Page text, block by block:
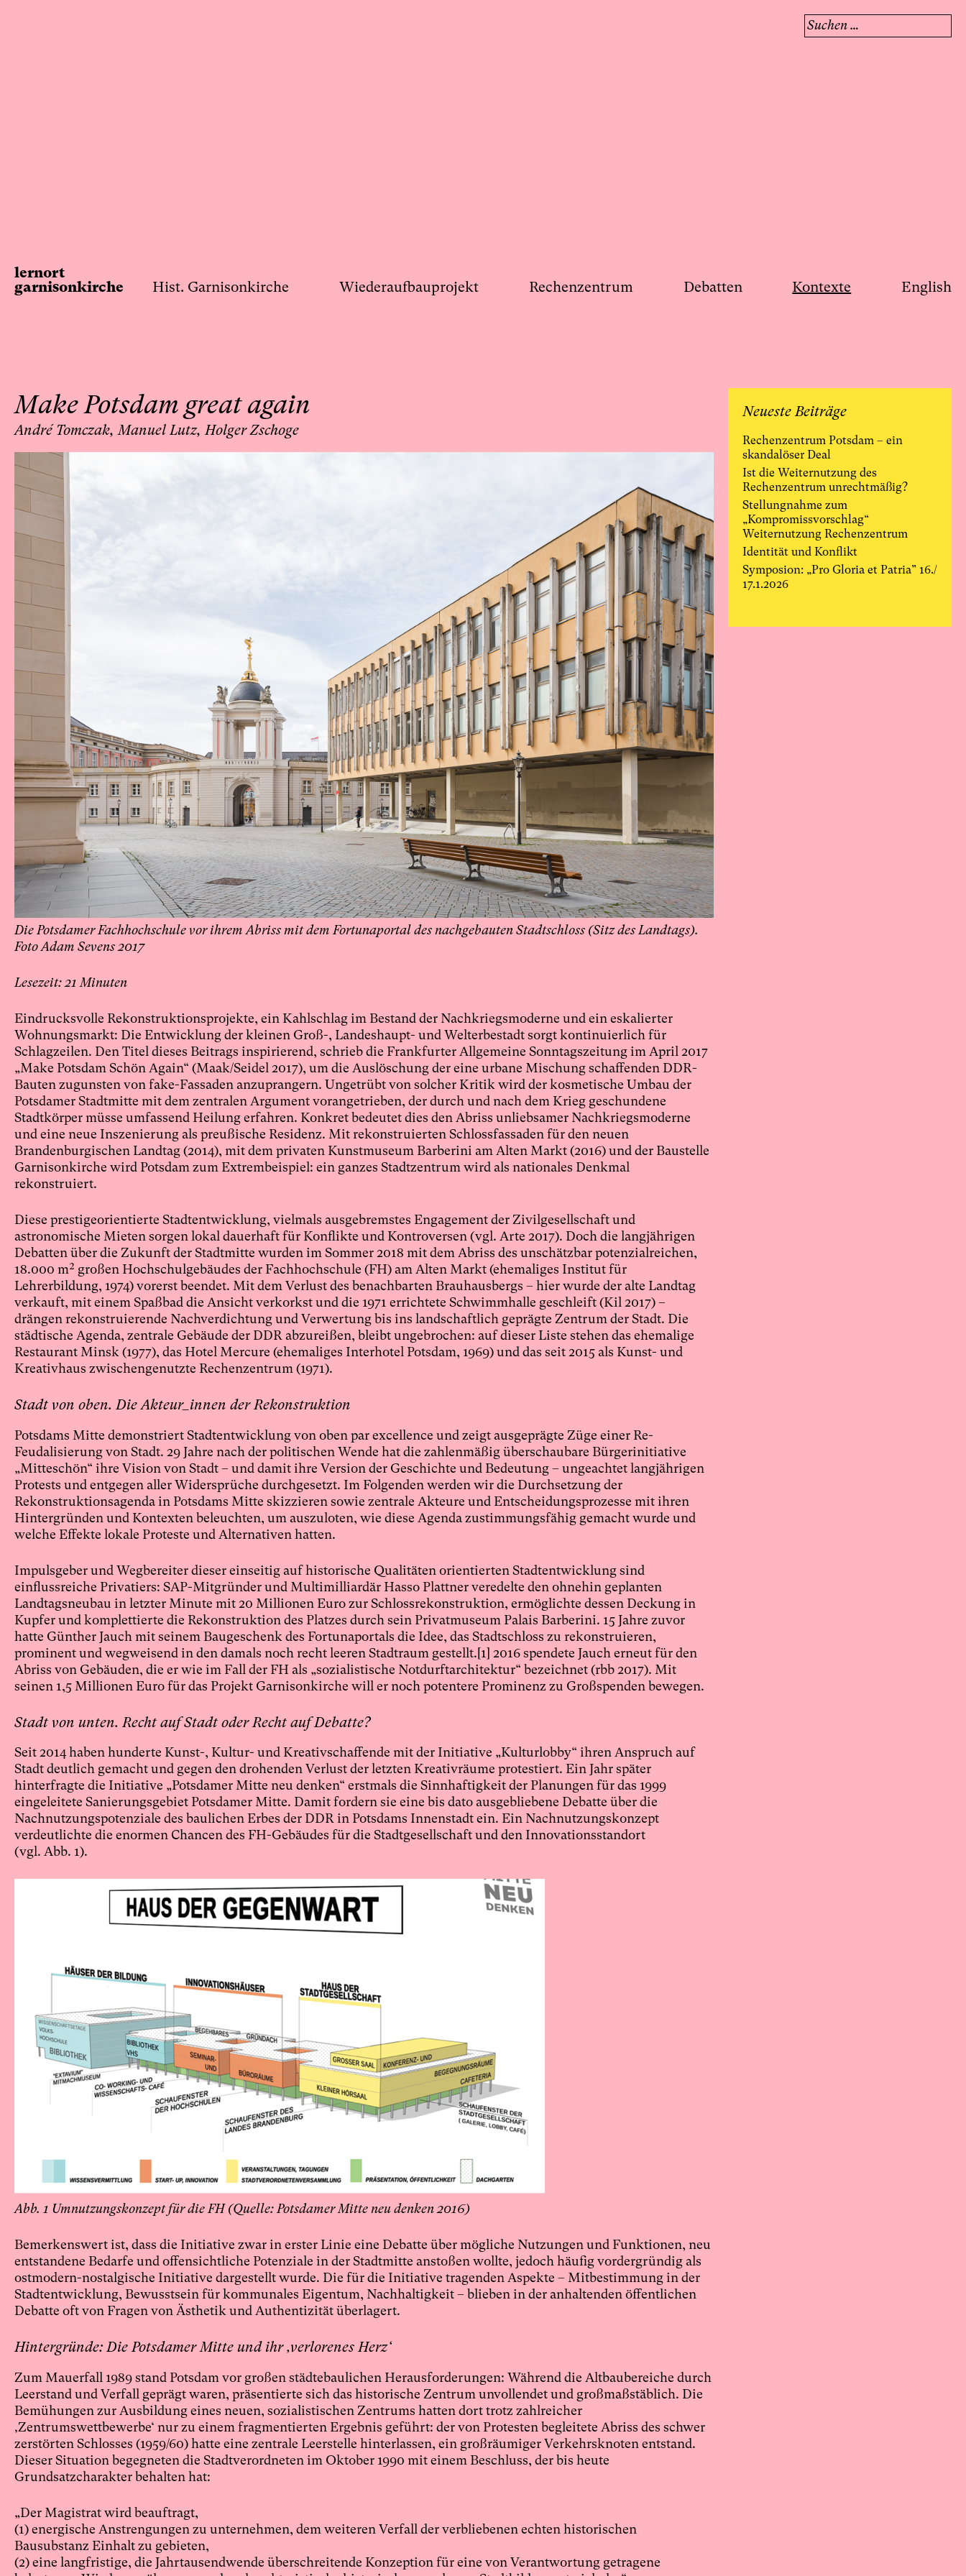
Suchen
nach:
lernort
garnisonkirche
Hist. Garnisonkirche Wiederaufbauprojekt Rechenzentrum Debatten Kontexte English
Make Potsdam great again
André Tomczak, Manuel Lutz, Holger Zschoge
Die Potsdamer Fachhochschule vor ihrem Abriss mit dem Fortunaportal des nachgebauten Stadtschloss (Sitz des Landtags).
Foto Adam Sevens 2017
21
Eindrucksvolle Rekonstruktionsprojekte, ein Kahlschlag im Bestand der Nachkriegsmoderne und ein eskalierter
Wohnungsmarkt: Die Entwicklung der kleinen Groß-, Landeshaupt- und Welterbestadt sorgt kontinuierlich für
Schlagzeilen. Den Titel dieses Beitrags inspirierend, schrieb die Frankfurter Allgemeine Sonntagszeitung im April 2017
„Make Potsdam Schön Again“ (Maak/Seidel 2017), um die Auslöschung der eine urbane Mischung schaffenden DDR-
Bauten zugunsten von fake-Fassaden anzuprangern. Ungetrübt von solcher Kritik wird der kosmetische Umbau der
Potsdamer Stadtmitte mit dem zentralen Argument vorangetrieben, der durch und nach dem Krieg geschundene
Stadtkörper müsse umfassend Heilung erfahren. Konkret bedeutet dies den Abriss unliebsamer Nachkriegsmoderne
und eine neue Inszenierung als preußische Residenz. Mit rekonstruierten Schlossfassaden für den neuen
Brandenburgischen Landtag (2014), mit dem privaten Kunstmuseum Barberini am Alten Markt (2016) und der Baustelle
Garnisonkirche wird Potsdam zum Extrembeispiel: ein ganzes Stadtzentrum wird als nationales Denkmal
rekonstruiert.
Diese prestigeorientierte Stadtentwicklung, vielmals ausgebremstes Engagement der Zivilgesellschaft und
astronomische Mieten sorgen lokal dauerhaft für Konflikte und Kontroversen (vgl. Arte 2017). Doch die langjährigen
Debatten über die Zukunft der Stadtmitte wurden im Sommer 2018 mit dem Abriss des unschätzbar potenzialreichen,
18.000 m² großen Hochschulgebäudes der Fachhochschule (FH) am Alten Markt (ehemaliges Institut für
Lehrerbildung, 1974) vorerst beendet. Mit dem Verlust des benachbarten Brauhausbergs – hier wurde der alte Landtag
verkauft, mit einem Spaßbad die Ansicht verkorkst und die 1971 errichtete Schwimmhalle geschleift (Kil 2017) –
drängen rekonstruierende Nachverdichtung und Verwertung bis ins landschaftlich geprägte Zentrum der Stadt. Die
städtische Agenda, zentrale Gebäude der DDR abzureißen, bleibt ungebrochen: auf dieser Liste stehen das ehemalige
Restaurant Minsk (1977), das Hotel Mercure (ehemaliges Interhotel Potsdam, 1969) und das seit 2015 als Kunst- und
Kreativhaus zwischengenutzte Rechenzentrum (1971).
Stadt von oben. Die Akteur_innen der Rekonstruktion
Potsdams Mitte demonstriert Stadtentwicklung von oben par excellence und zeigt ausgeprägte Züge einer Re-
Feudalisierung von Stadt. 29 Jahre nach der politischen Wende hat die zahlenmäßig überschaubare Bürgerinitiative
„Mitteschön“ ihre Vision von Stadt – und damit ihre Version der Geschichte und Bedeutung – ungeachtet langjährigen
Protests und entgegen aller Widersprüche durchgesetzt. Im Folgenden werden wir die Durchsetzung der
Rekonstruktionsagenda in Potsdams Mitte skizzieren sowie zentrale Akteure und Entscheidungsprozesse mit ihren
Hintergründen und Kontexten beleuchten, um auszuloten, wie diese Agenda zustimmungsfähig gemacht wurde und
welche Effekte lokale Proteste und Alternativen hatten.
Impulsgeber und Wegbereiter dieser einseitig auf historische Qualitäten orientierten Stadtentwicklung sind
einflussreiche Privatiers: SAP-Mitgründer und Multimilliardär Hasso Plattner veredelte den ohnehin geplanten
Landtagsneubau in letzter Minute mit 20 Millionen Euro zur Schlossrekonstruktion, ermöglichte dessen Deckung in
Kupfer und komplettierte die Rekonstruktion des Platzes durch sein Privatmuseum Palais Barberini. 15 Jahre zuvor
hatte Günther Jauch mit seinem Baugeschenk des Fortunaportals die Idee, das Stadtschloss zu rekonstruieren,
prominent und wegweisend in den damals noch recht leeren Stadtraum gestellt.[1] 2016 spendete Jauch erneut für den
Abriss von Gebäuden, die er wie im Fall der FH als „sozialistische Notdurftarchitektur“ bezeichnet (rbb 2017). Mit
seinen 1,5 Millionen Euro für das Projekt Garnisonkirche will er noch potentere Prominenz zu Großspenden bewegen.
Stadt von unten. Recht auf Stadt oder Recht auf Debatte?
Seit 2014 haben hunderte Kunst-, Kultur- und Kreativschaffende mit der Initiative „Kulturlobby“ ihren Anspruch auf
Stadt deutlich gemacht und gegen den drohenden Verlust der letzten Kreativräume protestiert. Ein Jahr später
hinterfragte die Initiative „Potsdamer Mitte neu denken“ erstmals die Sinnhaftigkeit der Planungen für das 1999
eingeleitete Sanierungsgebiet Potsdamer Mitte. Damit fordern sie eine bis dato ausgebliebene Debatte über die
Nachnutzungspotenziale des baulichen Erbes der DDR in Potsdams Innenstadt ein. Ein Nachnutzungskonzept
verdeutlichte die enormen Chancen des FH-Gebäudes für die Stadtgesellschaft und den Innovationsstandort
(vgl. Abb. 1).
Abb. 1 Umnutzungskonzept für die FH (Quelle: Potsdamer Mitte neu denken 2016)
Bemerkenswert ist, dass die Initiative zwar in erster Linie eine Debatte über mögliche Nutzungen und Funktionen, neu
entstandene Bedarfe und offensichtliche Potenziale in der Stadtmitte anstoßen wollte, jedoch häufig vordergründig als
ostmodern-nostalgische Initiative dargestellt wurde. Die für die Initiative tragenden Aspekte – Mitbestimmung in der
Stadtentwicklung, Bewusstsein für kommunales Eigentum, Nachhaltigkeit – blieben in der anhaltenden öffentlichen
Debatte oft von Fragen von Ästhetik und Authentizität überlagert.
Hintergründe: Die Potsdamer Mitte und ihr ‚verlorenes Herz‘
Zum Mauerfall 1989 stand Potsdam vor großen städtebaulichen Herausforderungen: Während die Altbaubereiche durch
Leerstand und Verfall geprägt waren, präsentierte sich das historische Zentrum unvollendet und großmaßstäblich. Die
Bemühungen zur Ausbildung eines neuen, sozialistischen Zentrums hatten dort trotz zahlreicher
‚Zentrumswettbewerbe‘ nur zu einem fragmentierten Ergebnis geführt: der von Protesten begleitete Abriss des schwer
zerstörten Schlosses (1959/60) hatte eine zentrale Leerstelle hinterlassen, ein großräumiger Verkehrsknoten entstand.
Dieser Situation begegneten die Stadtverordneten im Oktober 1990 mit einem Beschluss, der bis heute
Grundsatzcharakter behalten hat:
„Der Magistrat wird beauftragt,
(1) energische Anstrengungen zu unternehmen, dem weiteren Verfall der verbliebenen echten historischen
Bausubstanz Einhalt zu gebieten,
(2) eine langfristige, die Jahrtausendwende überschreitende Konzeption für eine von Verantwortung getragene
Neueste Beiträge
Rechenzentrum Potsdam – ein
skandalöser Deal
Ist die Weiternutzung des
Rechenzentrum unrechtmäßig?
Stellungnahme zum
„Kompromissvorschlag“
Weiternutzung Rechenzentrum
Identität und Konflikt
Symposion: „Pro Gloria et Patria” 16./
17.1.2026